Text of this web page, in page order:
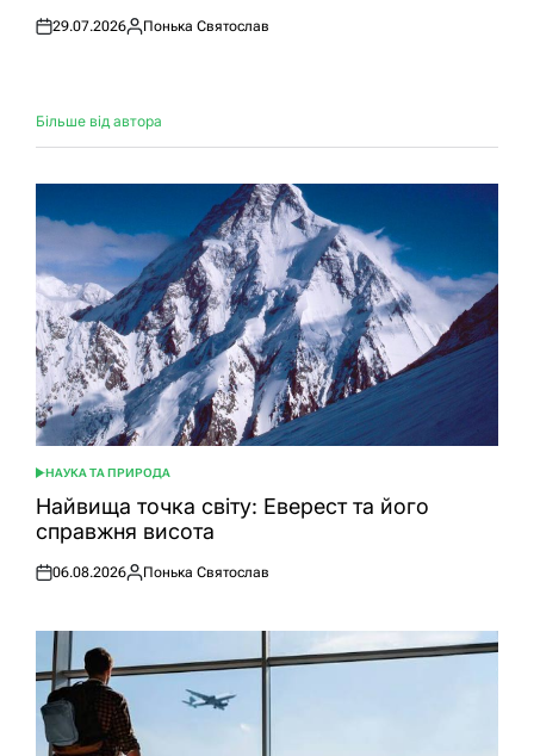
Оприлюднено
29.07.2026
Опубліковано
Понька Святослав
Більше від автора
ОПУБЛІКУВАТИ
У
НАУКА ТА ПРИРОДА
Найвища точка світу: Еверест та його
справжня висота
Оприлюднено
06.08.2026
Опубліковано
Понька Святослав